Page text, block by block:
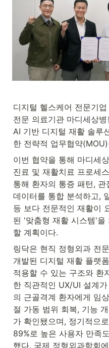
디지털 헬스케어 전문기
전문 의료기관 마디세상
AI 기반 디지털 재활 솔루
한 전략적 업무협약
이번 협약을 통해 마디세
진료 및 재활치료 프로세
통해 환자의 통증 패턴,
데이터를 통합 분석하고,
등 보다 전문적인 재활이
된 '맞춤형 재활 시스템'
할 계획이다.
링닥은 현직 정형외과 전
개발된 디지털 재활 플랫
적용할 수 있는 구조와 환
한 직관적인 UX/UI 설계
의 근골격계 환자에게 임
절 가동 범위 회복, 기능
가 확인됐으며, 정기적으
89%로 높은 사용자 만족
했다. 국제 정형외과학회